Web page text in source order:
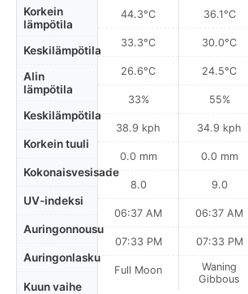
Korkein
lämpötila
Keskilämpötila
Alin
lämpötila
Keskilämpötila
Korkein tuuli
Kokonaisvesisade
UV-indeksi
Auringonnousu
Auringonlasku
Kuun vaihe
44.3°C
33.3°C
26.6°C
33%
38.9 kph
0.0 mm
8.0
06:37 AM
07:33 PM
Full Moon
36.1°C
30.0°C
24.5°C
55%
34.9 kph
0.0 mm
9.0
06:37 AM
07:33 PM
Waning
Gibbous